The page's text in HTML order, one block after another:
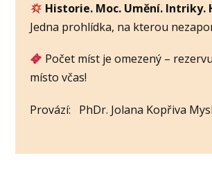
Historie. Moc. Umění. Intriky.
Jedna prohlídka, na kterou
Počet míst je omezený –
místo včas!
Provází: PhDr. Jolana Kopřiva